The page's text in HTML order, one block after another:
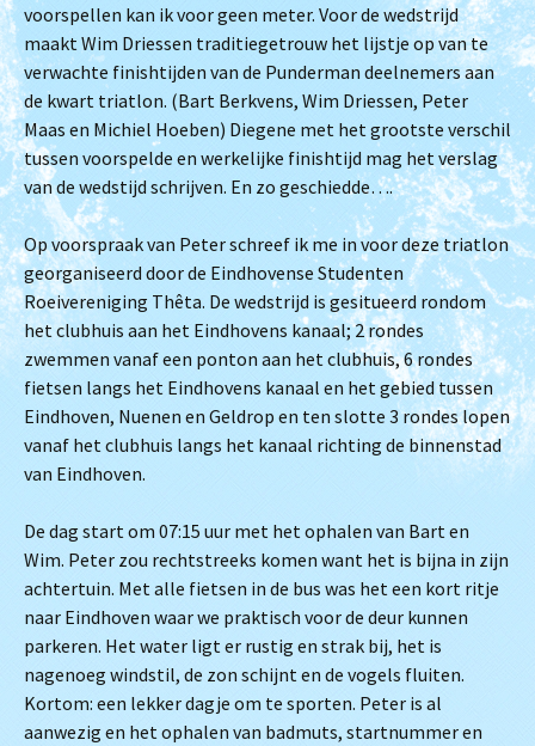
voorspellen kan ik voor geen meter. Voor de wedstrijd
maakt Wim Driessen traditiegetrouw het lijstje op van te
verwachte finishtijden van de Punderman deelnemers aan
de kwart triatlon. (Bart Berkvens, Wim Driessen, Peter
Maas en Michiel Hoeben) Diegene met het grootste verschil
tussen voorspelde en werkelijke finishtijd mag het verslag
van de wedstijd schrijven. En zo geschiedde….
Op voorspraak van Peter schreef ik me in voor deze triatlon
georganiseerd door de Eindhovense Studenten
Roeivereniging Thêta. De wedstrijd is gesitueerd rondom
het clubhuis aan het Eindhovens kanaal; 2 rondes
zwemmen vanaf een ponton aan het clubhuis, 6 rondes
fietsen langs het Eindhovens kanaal en het gebied tussen
Eindhoven, Nuenen en Geldrop en ten slotte 3 rondes lopen
vanaf het clubhuis langs het kanaal richting de binnenstad
van Eindhoven.
De dag start om 07:15 uur met het ophalen van Bart en
Wim. Peter zou rechtstreeks komen want het is bijna in zijn
achtertuin. Met alle fietsen in de bus was het een kort ritje
naar Eindhoven waar we praktisch voor de deur kunnen
parkeren. Het water ligt er rustig en strak bij, het is
nagenoeg windstil, de zon schijnt en de vogels fluiten.
Kortom: een lekker dagje om te sporten. Peter is al
aanwezig en het ophalen van badmuts, startnummer en